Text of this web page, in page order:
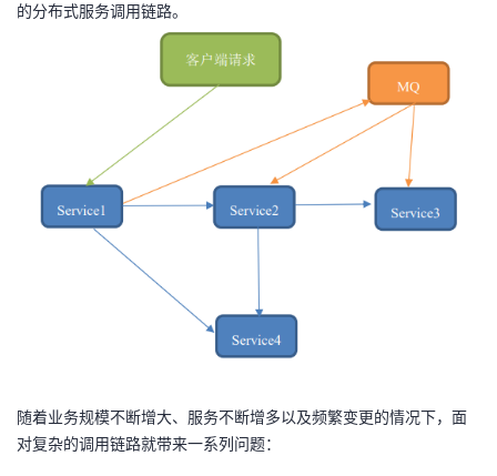
博
的
我
播
活
的
我
者
支
的分布式服务调用链路。
随着业务规模不断增大、服务不断增多以及频繁变更的情况下，面
对复杂的调用链路就带来一系列问题：